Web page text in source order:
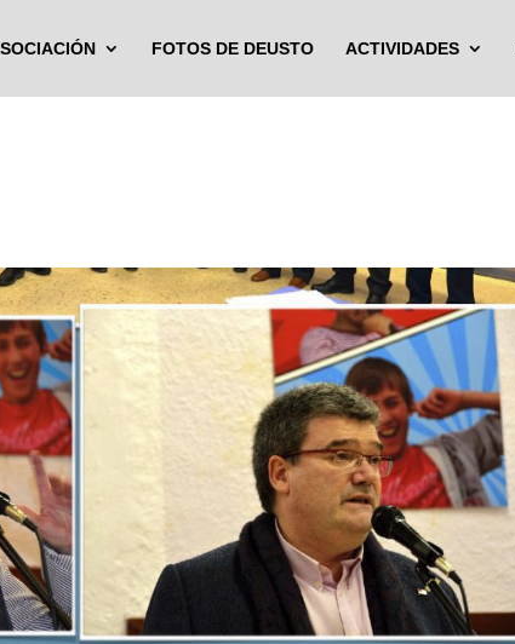
FOTOS DE DEUSTO ACTIVIDADES